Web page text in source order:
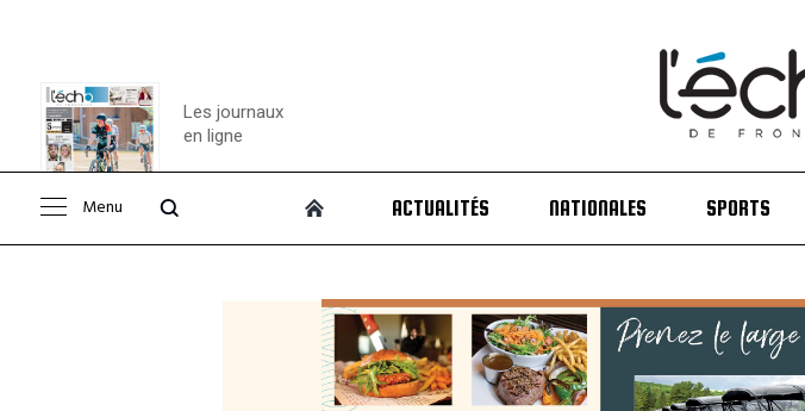
Consulter le
Les journaux
en ligne
Menu ACTUALITÉS NATIONALES SPORTS